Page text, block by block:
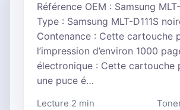
Référence OEM : Samsung MLT-
Type : Samsung MLT-D111S
Contenance : Cette cartouche
l’impression d’environ 1000
électronique : Cette cartouche
une puce é…
Lecture 2 min